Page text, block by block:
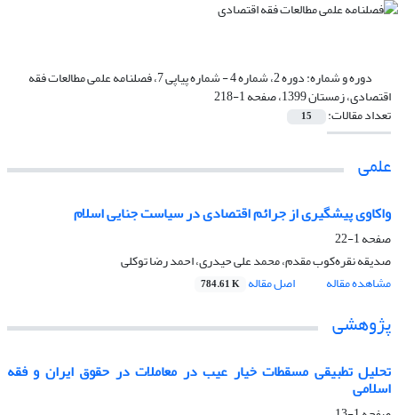
دوره و شماره: دوره 2، شماره 4 - شماره پیاپی 7، فصلنامه علمی مطالعات فقه
اقتصادی، زمستان 1399، صفحه 1-218
تعداد مقالات: 15
علمی
واکاوی پیشگیری از جرائم اقتصادی در سیاست جنایی اسلام
صفحه1-22
صدیقه نقره‌کوب مقدم، محمد علی حیدری، احمد رضا توکلی
مشاهده مقاله
اصل مقاله 784.61 K
پژوهشی
تحلیل تطبیقی مسقطات خیار عیب در معاملات در حقوق ایران و فقه
اسلامی